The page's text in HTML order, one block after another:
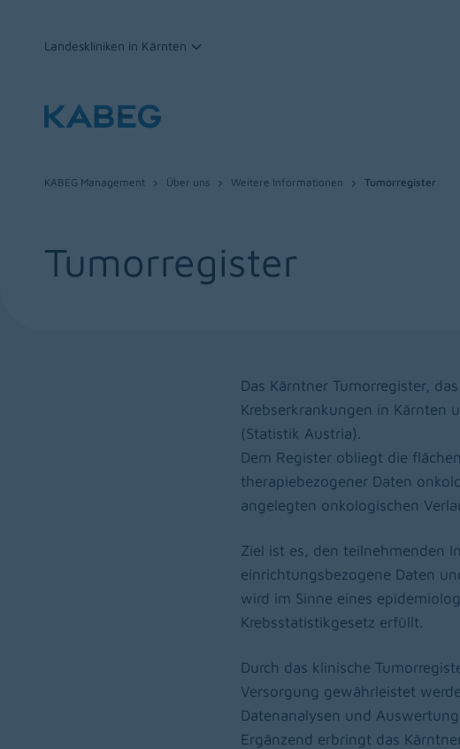
Landeskliniken in Kärnten
KABEG Management Über uns Weitere Informationen Tumorregister
Tumorregister
Das Kärntner Tumorregister,
Krebserkrankungen in Kärnten
(Statistik Austria).
Dem Register obliegt die
therapiebezogener Daten
angelegten onkologischen
Ziel ist es, den teilnehmenden
einrichtungsbezogene Daten
wird im Sinne eines
Krebsstatistikgesetz erfüllt.
Durch das klinische
Versorgung gewährleistet
Datenanalysen und
Ergänzend erbringt das